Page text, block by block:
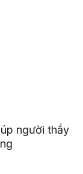
người thầy